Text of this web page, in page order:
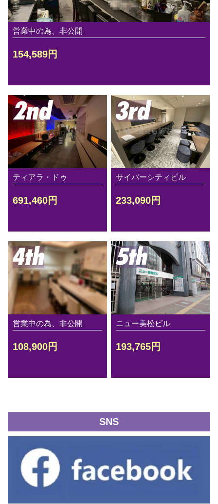
営業中の為、非公開
154,589円
ティアラ・ドゥ
691,460円
サイバーシティビル
233,090円
営業中の為、非公開
108,900円
ニュー美松ビル
193,765円
SNS